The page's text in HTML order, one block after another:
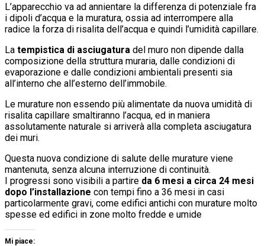
L’apparecchio va ad annientare la differenza di potenziale fra
i dipoli d’acqua e la muratura, ossia ad interrompere alla
radice la forza di risalita dell’acqua e quindi l’umidità capillare.
La tempistica di asciugatura del muro non dipende dalla
composizione della struttura muraria, dalle condizioni di
evaporazione e dalle condizioni ambientali presenti sia
all’interno che all’esterno dell’immobile.
Le murature non essendo più alimentate da nuova umidità di
risalita capillare smaltiranno l’acqua, ed in maniera
assolutamente naturale si arriverà alla completa asciugatura
dei muri.
Questa nuova condizione di salute delle murature viene
mantenuta, senza alcuna interruzione di continuità.
I progressi sono visibili a partire da 6 mesi a circa 24 mesi
dopo l’installazione con tempi fino a 36 mesi in casi
particolarmente gravi, come edifici antichi con murature molto
spesse ed edifici in zone molto fredde e umide
Mi piace: